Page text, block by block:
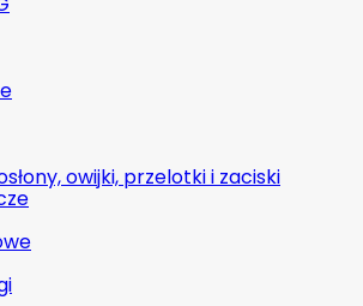
owijki, przelotki i zaciski